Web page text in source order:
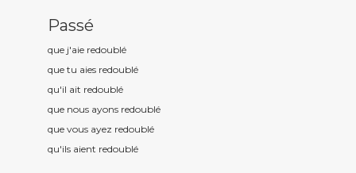
Passé
que j'aie redoublé
que tu aies redoublé
qu'il ait redoublé
que nous ayons redoublé
que vous ayez redoublé
qu'ils aient redoublé